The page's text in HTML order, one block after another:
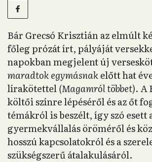
Bár Grecsó Krisztián az elmúlt
főleg prózát írt, pályáját
napokban megjelent új
maradtok egymásnakelőtt hat
lírakötettel(Magamról többet). A
költői színre lépéséről és az őt
témákról is beszélt, így szó esett
gyermekvállalás öröméről és
hosszú kapcsolatokról és a
szükségszerű átalakulásáról.